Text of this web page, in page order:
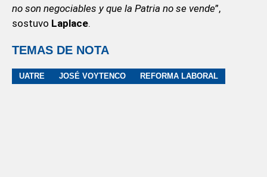
no son negociables y que la Patria no se vende”,
sostuvo Laplace.
TEMAS DE NOTA
UATRE JOSÉ VOYTENCO REFORMA LABORAL